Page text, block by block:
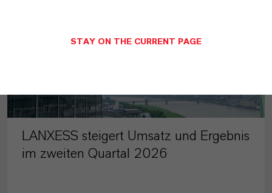
LANXESS steigert Umsatz und Ergebnis
im zweiten Quartal 2026
STAY ON THE CURRENT PAGE